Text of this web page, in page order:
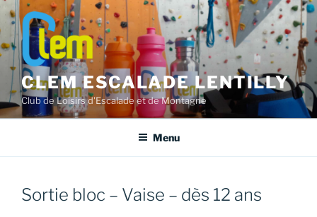
Aller
au
contenu
principal
CLEM ESCALADE LENTILLY
Club de Loisirs d'Escalade et de Montagne
Menu
Sortie bloc – Vaise – dès 12 ans